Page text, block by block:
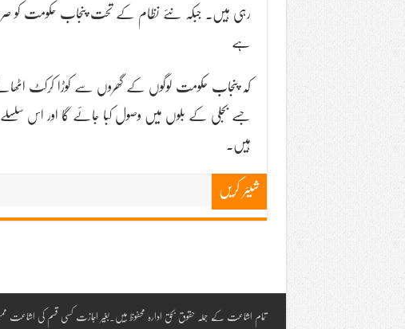
ہے
کہ پنجاب حکومت لوگوں کے گھروں سے کوڑا کرکٹ
جسے بجلی کے بلوں میں وصول کبا جائے گا اور اس
ہیں.
شیئر کریں
تمام اشاعت کے جملہ حقوق بحق ادارہ محفوظ ہیں۔بغیر اجازت کسی قسم کی اشاعت